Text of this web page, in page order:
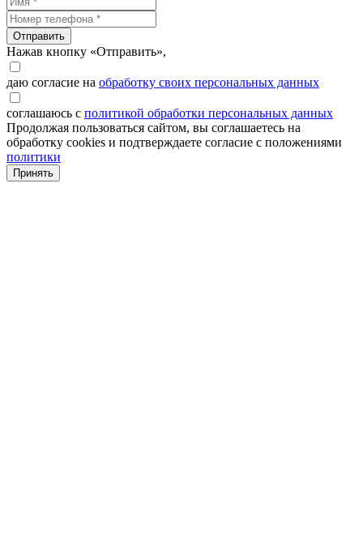
Отправить
Нажав кнопку «Отправить»,
даю согласие на обработку своих персональных данных
соглашаюсь с политикой обработки персональных данных
Продолжая пользоваться сайтом, вы соглашаетесь на
обработку cookies и подтверждаете согласие с положениями
политики
Принять